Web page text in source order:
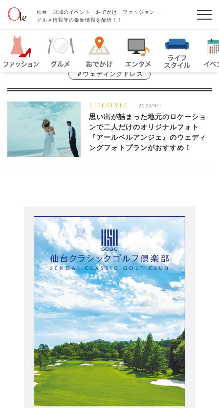
仙台・宮城のイベント・おでかけ・ファッション・
グルメ情報等の最新情報を配信！！
＃ウェディングドレス
Lifestyle 2023/9/1
思い出が詰まった地元のロケーショ
ンで二人だけのオリジナルフォト
『アールベルアンジェ』のウェディ
ングフォトプランがおすすめ！